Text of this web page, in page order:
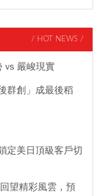
/ HOT NEWS /
vs 嚴峻現實
群創」成最後稻
定美日頂級客戶切
望精彩風雲，預